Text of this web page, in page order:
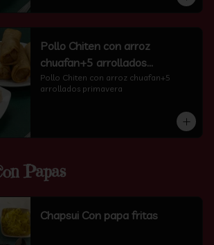
Pollo Chiten con arroz
chuafan+5 arrollados
primavera
Pollo Chiten con arroz chuafan+5
arrollados primavera
Papas
Chapsui Con papa fritas